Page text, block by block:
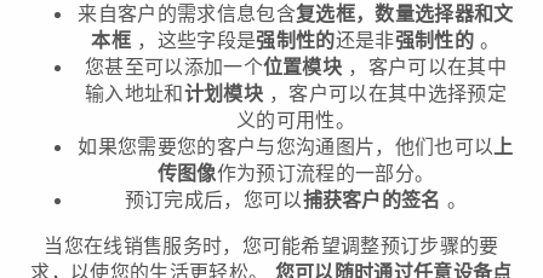
来自客户的需求信息包含复选框，数量选择器和文
本框 ，这些字段是强制性的还是非强制性的。
您甚至可以添加一个位置模块 ，客户可以在其中
输入地址和计划模块，客户可以在其中选择预定
义的可用性。
如果您需要您的客户与您沟通图片，他们也可以上
传图像作为预订流程的一部分。
预订完成后，您可以捕获客户的签名 。
当您在线销售服务时，您可能希望调整预订步骤的要
求，以使您的生活更轻松。 您可以随时通过任意设备点